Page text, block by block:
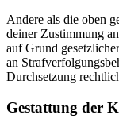
Andere als die oben
deiner Zustimmung
auf Grund
an
Durchsetzung
Gestattung der